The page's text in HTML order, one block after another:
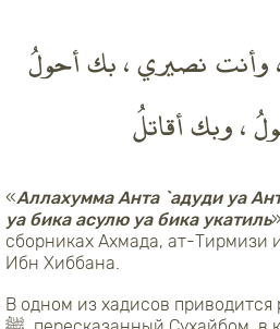
وأنت نصيري ، بك أحولُ
، وبك أقاتلُ
«Аллахумма Анта `адуди уа
уа бика асулю уа бика укатиль
сборниках Ахмада, ат-Тирмизи
Ибн Хиббана.
В одном из хадисов приводится